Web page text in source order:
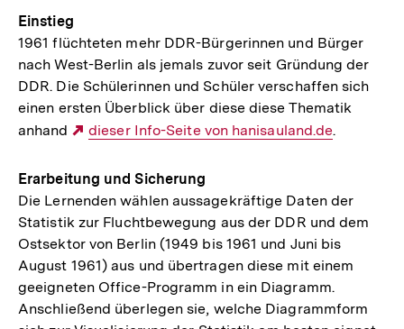
Einstieg
1961 flüchteten mehr DDR-Bürgerinnen und Bürger
nach West-Berlin als jemals zuvor seit Gründung der
DDR. Die Schülerinnen und Schüler verschaffen sich
einen ersten Überblick über diese diese Thematik
anhand
Externer
dieser Info-Seite von hanisauland.de.
Erarbeitung und Sicherung
Die Lernenden wählen aussagekräftige Daten der
Statistik zur Fluchtbewegung aus der DDR und dem
Ostsektor von Berlin (1949 bis 1961 und Juni bis
August 1961) aus und übertragen diese mit einem
geeigneten Office-Programm in ein Diagramm.
Anschließend überlegen sie, welche Diagrammform